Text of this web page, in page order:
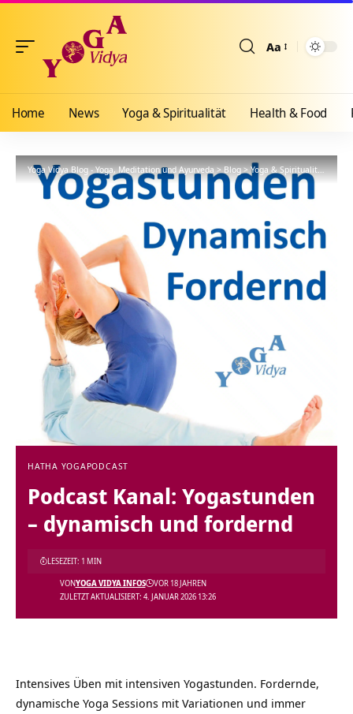
Aa
Home News Yoga & Spiritualität Health & Food
Yoga Vidya Blog - Yoga, Meditation und Ayurveda>Blog>Yoga & Spiritualität >
HATHA YOGAPODCAST
Podcast Kanal: Yogastunden
– dynamisch und fordernd
ZULETZT AKTUALISIERT: 4. JANUAR 2026 13:26
VONYOGA VIDYA INFOS VOR 18 JAHREN
LESEZEIT: 1 MIN
Intensives Üben mit intensiven Yogastunden. Fordernde,
dynamische Yoga Sessions mit Variationen und immer